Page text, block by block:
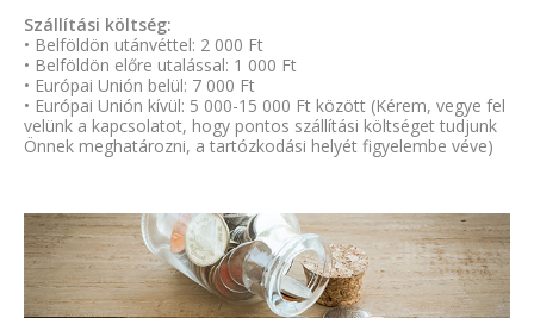
Szállítási költség:
• Belföldön utánvéttel: 2 000 Ft
• Belföldön előre utalással: 1 000 Ft
• Európai Unión belül: 7 000 Ft
• Európai Unión kívül: 5 000-15 000 Ft között (Kérem, vegye fel
velünk a kapcsolatot, hogy pontos szállítási költséget tudjunk
Önnek meghatározni, a tartózkodási helyét figyelembe véve)